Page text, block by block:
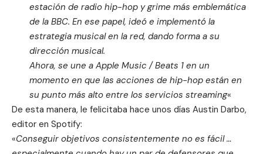
estación de radio hip-hop y grime más emblemática
de la BBC. En ese papel, ideó e implementó la
estrategia musical en la red, dando forma a su
dirección musical.
Ahora, se une a Apple Music / Beats 1 en un
momento en que las acciones de hip-hop están en
su punto más alto entre los servicios streaming«
De esta manera, le felicitaba hace unos días Austin Darbo,
editor en Spotify:
«Conseguir objetivos consistentemente no es fácil …